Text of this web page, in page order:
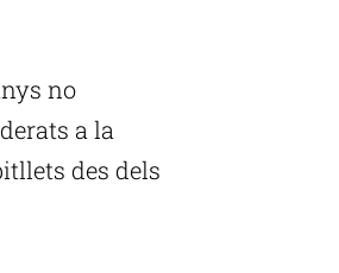
no
a la
des dels